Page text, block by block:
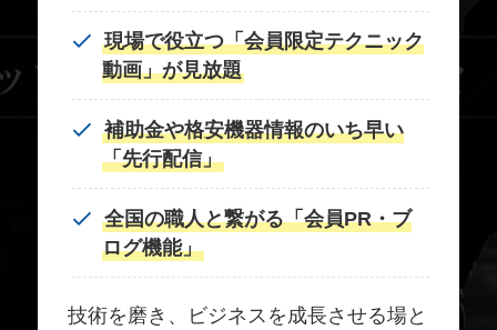
現場で役立つ「会員限定テクニック
動画」が見放題
補助金や格安機器情報のいち早い
「先行配信」
全国の職人と繋がる「会員PR・ブ
ログ機能」
技術を磨き、ビジネスを成長させる場と